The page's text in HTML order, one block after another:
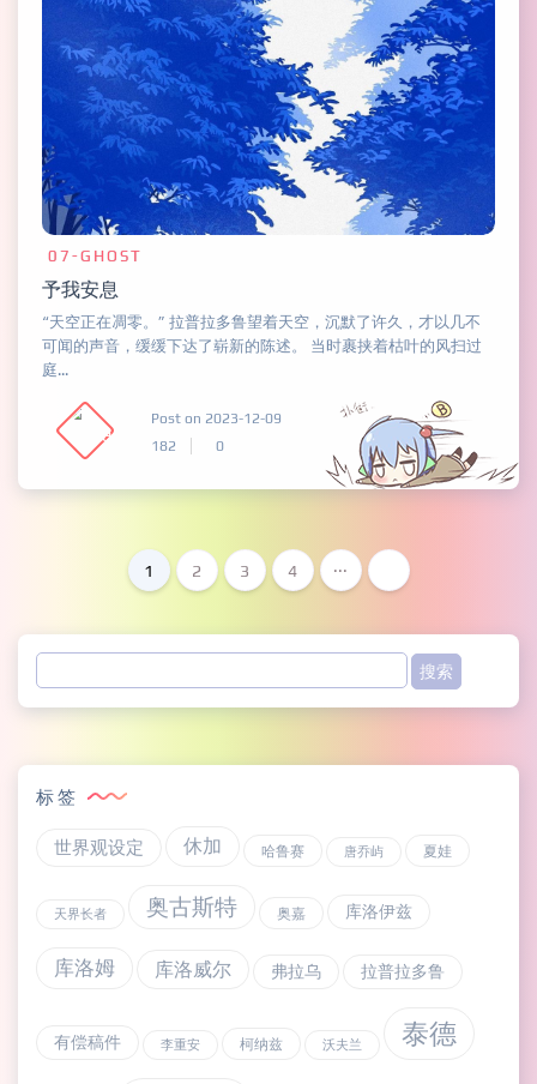
07-GHOST
予我安息
“天空正在凋零。” 拉普拉多鲁望着天空，沉默了许久，才以几不
可闻的声音，缓缓下达了崭新的陈述。 当时裹挟着枯叶的风扫过
庭...
Post on 2023-12-09
182
0
1 2 3 4 ···
标签
世界观设定 休加 哈鲁赛 唐乔屿 夏娃
天界长者 奥古斯特 奥嘉 库洛伊兹
库洛姆 库洛威尔 弗拉乌 拉普拉多鲁
有偿稿件 李重安 柯纳兹 沃夫兰 泰德